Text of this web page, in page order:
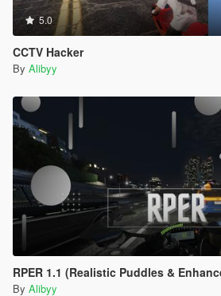
5.0
CCTV Hacker
By Alibyy
RPER 1.1 (Realistic Puddles & Enhanced
By Alibyy